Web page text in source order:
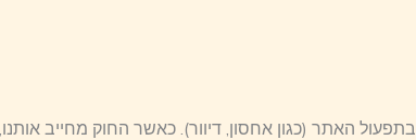
האתר (כגון אחסון, דיוור). כאשר החוק מחייב